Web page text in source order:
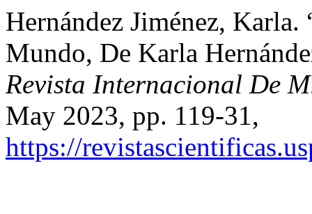
Hernández Jiménez,
Mundo, De Karla
Revista Internacional De
May 2023, pp. 119-31,
https://